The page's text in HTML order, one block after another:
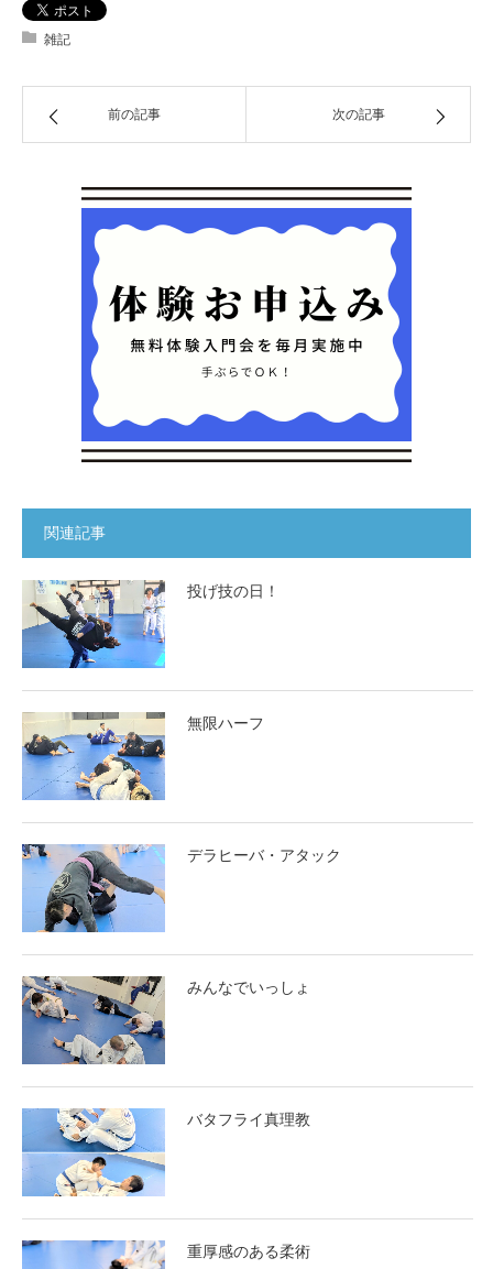
雑記
前の記事 次の記事
関連記事
投げ技の日！
無限ハーフ
デラヒーバ・アタック
みんなでいっしょ
バタフライ真理教
重厚感のある柔術